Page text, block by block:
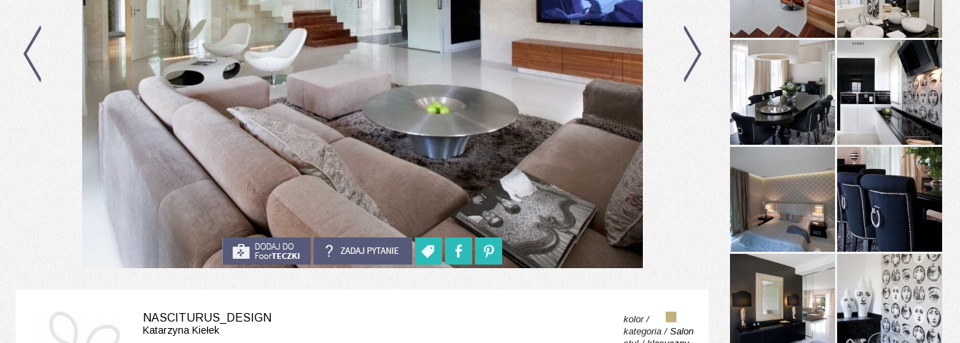
NASCITURUS_DESIGN
Katarzyna Kiełek
kolor /
kategoria / Salon